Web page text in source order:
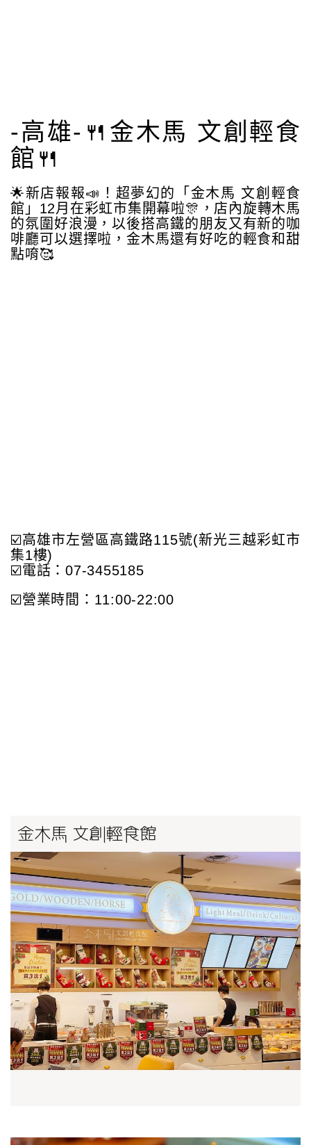
-高雄-🍴金木馬 文創輕食
館🍴
🌟新店報報📣！超夢幻的「金木馬 文創輕食
館」12月在彩虹市集開幕啦🎊，店內旋轉木馬
的氛圍好浪漫，以後搭高鐵的朋友又有新的咖
啡廳可以選擇啦，金木馬還有好吃的輕食和甜
點唷🥰
☑️高雄市左營區高鐵路115號(新光三越彩虹市
集1樓)
☑️電話：07-3455185
☑️營業時間：11:00-22:00